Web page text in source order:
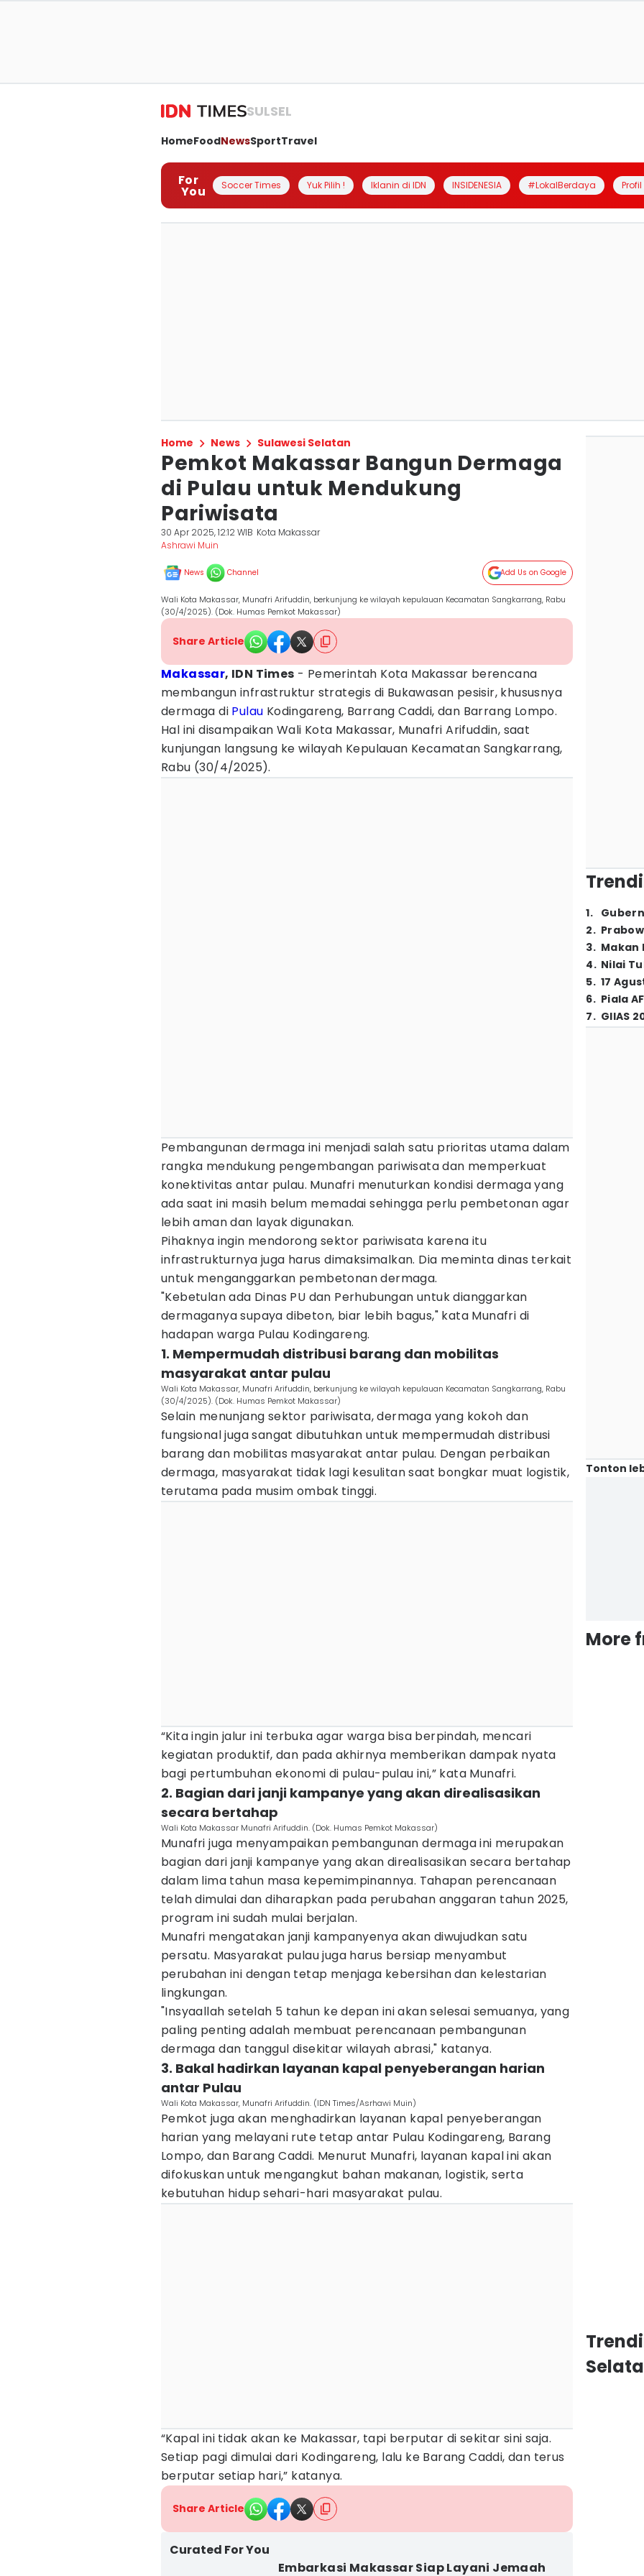
SULSEL
HomeFoodNewsSportTravel
For
You Soccer Times Yuk Pilih ! Iklanin di IDN INSIDENESIA #LokalBerdaya
Home News Sulawesi Selatan
Pemkot Makassar Bangun Dermaga
di Pulau untuk Mendukung
Pariwisata
30 Apr 2025, 12:12 WIB Kota Makassar
Ashrawi Muin
News Channel Add Us on Google
Wali Kota Makassar, Munafri Arifuddin, berkunjung ke wilayah kepulauan Kecamatan Sangkarrang, Rabu
(30/4/2025). (Dok. Humas Pemkot Makassar)
Share Article
Makassar, IDN Times - Pemerintah Kota Makassar berencana
membangun infrastruktur strategis di Bukawasan pesisir, khususnya
dermaga di Pulau Kodingareng, Barrang Caddi, dan Barrang Lompo.
Hal ini disampaikan Wali Kota Makassar, Munafri Arifuddin, saat
kunjungan langsung ke wilayah Kepulauan Kecamatan Sangkarrang,
Rabu (30/4/2025).
Pembangunan dermaga ini menjadi salah satu prioritas utama dalam
rangka mendukung pengembangan pariwisata dan memperkuat
konektivitas antar pulau. Munafri menuturkan kondisi dermaga yang
ada saat ini masih belum memadai sehingga perlu pembetonan agar
lebih aman dan layak digunakan.
Pihaknya ingin mendorong sektor pariwisata karena itu
infrastrukturnya juga harus dimaksimalkan. Dia meminta dinas terkait
untuk menganggarkan pembetonan dermaga.
"Kebetulan ada Dinas PU dan Perhubungan untuk dianggarkan
dermaganya supaya dibeton, biar lebih bagus," kata Munafri di
hadapan warga Pulau Kodingareng.
1. Mempermudah distribusi barang dan mobilitas
masyarakat antar pulau
Wali Kota Makassar, Munafri Arifuddin, berkunjung ke wilayah kepulauan Kecamatan Sangkarrang, Rabu
(30/4/2025). (Dok. Humas Pemkot Makassar)
Selain menunjang sektor pariwisata, dermaga yang kokoh dan
fungsional juga sangat dibutuhkan untuk mempermudah distribusi
barang dan mobilitas masyarakat antar pulau. Dengan perbaikan
dermaga, masyarakat tidak lagi kesulitan saat bongkar muat logistik,
terutama pada musim ombak tinggi.
“Kita ingin jalur ini terbuka agar warga bisa berpindah, mencari
kegiatan produktif, dan pada akhirnya memberikan dampak nyata
bagi pertumbuhan ekonomi di pulau-pulau ini,” kata Munafri.
2. Bagian dari janji kampanye yang akan direalisasikan
secara bertahap
Wali Kota Makassar Munafri Arifuddin. (Dok. Humas Pemkot Makassar)
Munafri juga menyampaikan pembangunan dermaga ini merupakan
bagian dari janji kampanye yang akan direalisasikan secara bertahap
dalam lima tahun masa kepemimpinannya. Tahapan perencanaan
telah dimulai dan diharapkan pada perubahan anggaran tahun 2025,
program ini sudah mulai berjalan.
Munafri mengatakan janji kampanyenya akan diwujudkan satu
persatu. Masyarakat pulau juga harus bersiap menyambut
perubahan ini dengan tetap menjaga kebersihan dan kelestarian
lingkungan.
"Insyaallah setelah 5 tahun ke depan ini akan selesai semuanya, yang
paling penting adalah membuat perencanaan pembangunan
dermaga dan tanggul disekitar wilayah abrasi," katanya.
3. Bakal hadirkan layanan kapal penyeberangan harian
antar Pulau
Wali Kota Makassar, Munafri Arifuddin. (IDN Times/Asrhawi Muin)
Pemkot juga akan menghadirkan layanan kapal penyeberangan
harian yang melayani rute tetap antar Pulau Kodingareng, Barang
Lompo, dan Barang Caddi. Menurut Munafri, layanan kapal ini akan
difokuskan untuk mengangkut bahan makanan, logistik, serta
kebutuhan hidup sehari-hari masyarakat pulau.
“Kapal ini tidak akan ke Makassar, tapi berputar di sekitar sini saja.
Setiap pagi dimulai dari Kodingareng, lalu ke Barang Caddi, dan terus
berputar setiap hari,” katanya.
Share Article
Curated For You
Embarkasi Makassar Siap Layani Jemaah
1.
2.
3. Makan
4. Nilai
5. 17
6. Piala
7. GIIAS
Tonton
More